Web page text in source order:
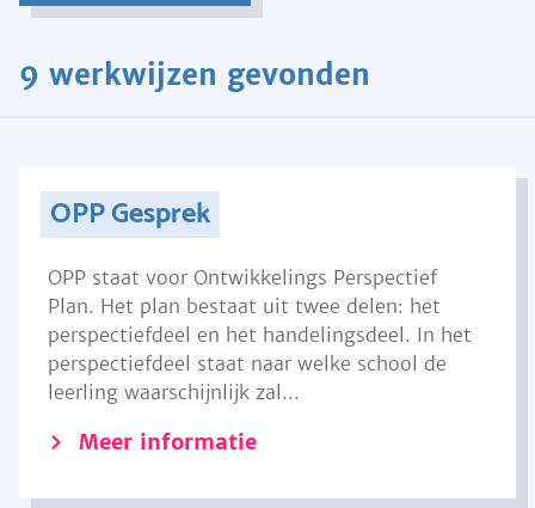
9 werkwijzen gevonden
OPP Gesprek
OPP staat voor Ontwikkelings Perspectief
Plan. Het plan bestaat uit twee delen: het
perspectiefdeel en het handelingsdeel. In het
perspectiefdeel staat naar welke school de
leerling waarschijnlijk zal...
Meer informatie